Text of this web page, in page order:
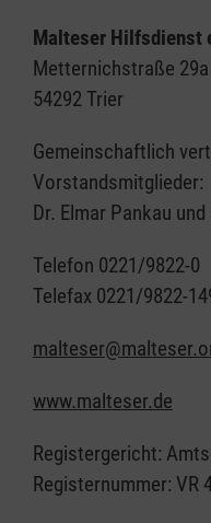
Malteser Hilfsdienst
Metternichstraße 29a
54292 Trier
Gemeinschaftlich
Vorstandsmitglieder:
Dr. Elmar Pankau
Telefon 0221/9822-0
Telefax 0221/9822-
www.malteser.de
Registergericht:
Registernummer: VR